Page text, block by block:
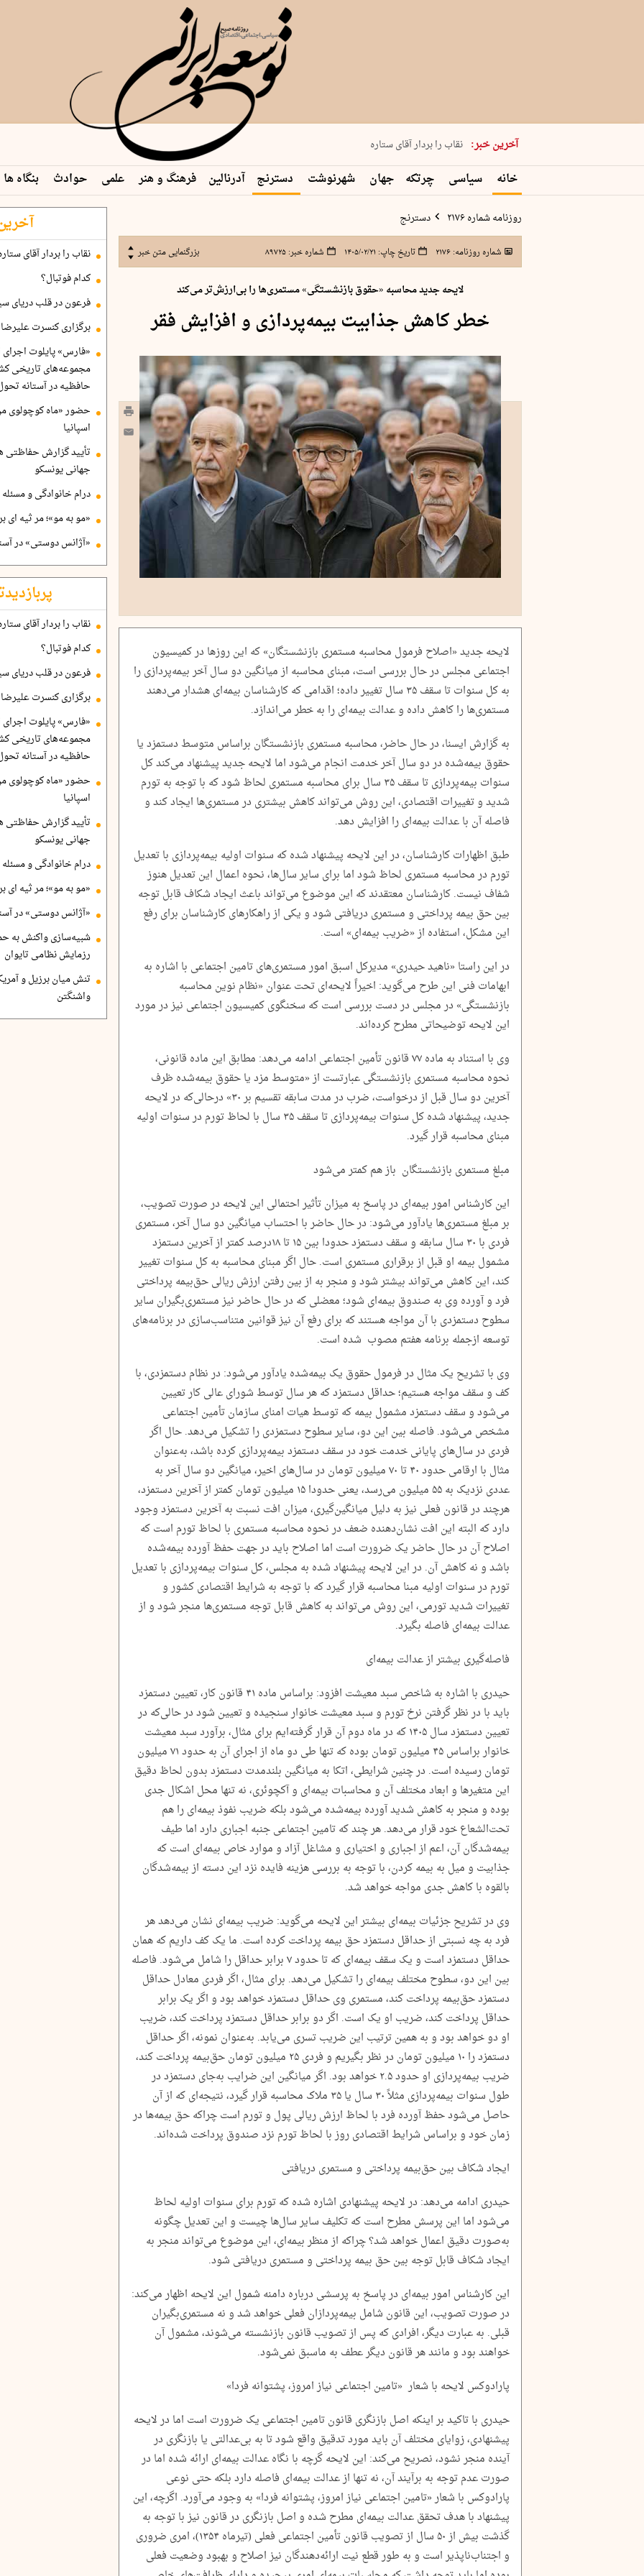
آخرین خبر:
پنجشنبه 15 مرداد 1405 شماره 2243
نقاب را بردار آقای ستاره
کدام فوتبال؟
فرعون در قلب دریای سیاه
برگزاری کنسرت علیرضا قربانی در …
خانه سیاسی چرتکه جهان شهرنوشت دسترنج آدرنالین فرهنگ و هنر علمی حوادث بنگاه ها
روزنامه شماره ۲۱۷۶ دسترنج
شماره روزنامه:۲۱۷۶ تاریخ چاپ: ۱۴۰۵/۰۲/۲۱ شماره خبر:۸۹۷۲۵ بزرگنمایی متن خبر
لایحه جدید محاسبه «حقوق بازنشستگی» مستمری‌ها را بی‌ارزش‌تر می‌کند
خطر کاهش جذابیت بیمه‌پردازی و افزایش فقر
لایحه جدید «اصلاح فرمول محاسبه مستمری بازنشستگان» که این روزها در کمیسیون
اجتماعی مجلس در حال بررسی است، مبنای محاسبه از میانگین دو سال آخر بیمه‌پردازی را
به کل سنوات تا سقف ۳۵ سال تغییر داده؛ اقدامی که کارشناسان بیمه‌ای هشدار می‌دهند
مستمری‌ها را کاهش داده و عدالت بیمه‌ای را به خطر می‌اندازد.
به گزارش ایسنا، در حال حاضر، محاسبه مستمری بازنشستگان براساس متوسط دستمزد یا
حقوق بیمه‌شده در دو سال آخر خدمت انجام می‌شود اما لایحه جدید پیشنهاد می‌کند کل
سنوات بیمه‌پردازی تا سقف ۳۵ سال برای محاسبه مستمری لحاظ شود که با توجه به تورم
شدید و تغییرات اقتصادی، این روش می‌تواند کاهش بیشتری در مستمری‌ها ایجاد کند و
فاصله آن با عدالت بیمه‌ای را افزایش دهد.
طبق اظهارات کارشناسان، در این لایحه پیشنهاد شده که سنوات اولیه بیمه‌پردازی با تعدیل
تورم در محاسبه مستمری لحاظ شود اما برای سایر سال‌ها، نحوه اعمال این تعدیل هنوز
شفاف نیست. کارشناسان معتقدند که این موضوع می‌تواند باعث ایجاد شکاف قابل توجه
بین حق بیمه پرداختی و مستمری دریافتی شود و یکی از راهکارهای کارشناسان برای رفع
این مشکل، استفاده از «ضریب بیمه‌ای» است.
در این راستا «ناهید حیدری» مدیرکل اسبق امور مستمری‌های تامین اجتماعی با اشاره به
ابهامات فنی این طرح می‌گوید: اخیراً لایحه‌ای تحت عنوان «نظام نوین محاسبه
بازنشستگی» در مجلس در دست بررسی است که سخنگوی کمیسیون اجتماعی نیز در مورد
این لایحه توضیحاتی مطرح کرده‌اند.
وی با استناد به ماده ۷۷ قانون تأمین اجتماعی ادامه می‌دهد: ‌مطابق این ماده قانونی،
نحوه محاسبه مستمری بازنشستگی عبارتست از «متوسط مزد یا حقوق بیمه‌شده ظرف
آخرین دو سال قبل از درخواست، ضرب در مدت سابقه تقسیم بر ۳۰» درحالی‌که در لایحه
جدید، پیشنهاد شده کل سنوات بیمه‌پردازی تا سقف ۳۵ سال با لحاظ تورم در سنوات اولیه
مبنای محاسبه قرار گیرد.
مبلغ مستمری‌ بازنشستگان باز هم کمتر می‌شود
این کارشناس امور بیمه‌ای در پاسخ به میزان تأثیر احتمالی این لایحه در صورت تصویب،
بر مبلغ مستمری‌ها یادآور می‌شود: در حال حاضر با احتساب میانگین دو سال آخر، مستمری
فردی با ۳۰ سال سابقه و سقف دستمزد حدودا بین ۱۵ تا ۱۸درصد کمتر از آخرین دستمزد
مشمول بیمه او قبل از برقراری مستمری است. حال اگر مبنای محاسبه به کل سنوات تغییر
کند، این کاهش می‌تواند بیشتر شود و منجر به از بین رفتن ارزش ریالی حق‌بیمه پرداختی
فرد و آورده وی به صندوق بیمه‌ای شود؛ معضلی که در حال حاضر نیز مستمری‌بگیران سایر
سطوح دستمزدی با آن مواجه هستند که برای رفع آن نیز قوانین متناسب‌سازی در برنامه‌های
توسعه ازجمله برنامه هفتم مصوب شده است.
وی با تشریح یک مثال در فرمول حقوق یک بیمه‌شده یادآور می‌شود: در نظام دستمزدی، با
کف و سقف مواجه هستیم؛ حداقل دستمزد که هر سال توسط شورای عالی کار تعیین
می‌شود و سقف دستمزد مشمول بیمه که توسط هیات امنای سازمان تأمین اجتماعی
مشخص می‌شود. فاصله بین این دو، سایر سطوح دستمزدی را تشکیل می‌دهد. حال اگر
فردی در سال‌های پایانی خدمت خود در سقف دستمزد بیمه‌پردازی کرده باشد، به‌عنوان
مثال با ارقامی حدود ۴۰ تا ۷۰ میلیون تومان در سال‌های اخیر، میانگین دو سال آخر به
عددی نزدیک به ۵۵ میلیون می‌رسد، یعنی حدودا ۱۵ میلیون تومان کمتر از آخرین دستمزد،
هرچند در قانون فعلی نیز به دلیل میانگین‌گیری، میزان افت نسبت به آخرین دستمزد وجود
دارد که البته این افت نشان‌دهنده ضعف در نحوه محاسبه مستمری با لحاظ تورم است که
اصلاح آن در حال حاضر یک ضرورت است اما اصلاح باید در جهت حفظ آورده بیمه‌شده
باشد و نه کاهش آن. در این لایحه پیشنهاد شده به مجلس، کل سنوات بیمه‌پردازی با تعدیل
تورم در سنوات اولیه مبنا محاسبه قرار گیرد که با توجه به شرایط اقتصادی کشور و
تغییرات شدید تورمی، این روش می‌تواند به کاهش قابل توجه مستمری‌ها منجر شود و از
عدالت بیمه‌ای فاصله بگیرد.
فاصله‌گیری بیشتر از عدالت بیمه‌ای
حیدری با اشاره به شاخص سبد معیشت افزود: براساس ماده ۴۱ قانون کار، تعیین دستمزد
باید با در نظر گرفتن نرخ تورم و سبد معیشت خانوار سنجیده و تعیین شود در حالی‌که در
تعیین دستمزد سال ۱۴۰۵ که در ماه دوم آن قرار گرفته‌ایم برای مثال، برآورد سبد معیشت
خانوار براساس ۴۵ میلیون تومان بوده که تنها طی دو ماه از اجرای آن به حدود ۷۱ میلیون
تومان رسیده است. در چنین شرایطی، اتکا به میانگین بلندمدت دستمزد بدون لحاظ دقیق
این متغیرها و ابعاد مختلف آن و محاسبات بیمه‌ای و آکچوئری، نه تنها محل اشکال جدی
بوده و منجر به کاهش شدید آورده بیمه‌شده می‌شود بلکه ضریب نفوذ بیمه‌ای را هم
تحت‌الشعاع خود قرار می‌دهد. هر چند که تامین اجتماعی جنبه اجباری دارد اما طیف
بیمه‌شدگان آن، اعم از اجباری و اختیاری و مشاغل آزاد و موارد خاص بیمه‌ای است که
جذابیت و میل به بیمه کردن، با توجه به بررسی هزینه فایده نزد این دسته از بیمه‌شدگان
بالقوه با کاهش جدی مواجه خواهد شد.
وی در تشریح جزئیات بیمه‌ای بیشتر این لایحه می‌گوید: ضریب بیمه‌ای نشان می‌دهد هر
فرد به چه نسبتی از حداقل دستمزد حق بیمه پرداخت کرده است. ما یک کف داریم که همان
حداقل دستمزد است و یک سقف بیمه‌ای که تا حدود ۷ برابر حداقل را شامل می‌شود. فاصله
بین این دو، سطوح مختلف بیمه‌ای را تشکیل می‌دهد. برای مثال، اگر فردی معادل حداقل
دستمزد حق‌بیمه پرداخت کند، مستمری وی حداقل دستمزد خواهد بود و اگر یک برابر
حداقل پرداخت کند، ضریب او یک است. اگر دو برابر حداقل دستمزد پرداخت کند، ضریب
او دو خواهد بود و به همین ترتیب این ضریب تسری می‌یابد. به‌عنوان نمونه، اگر حداقل
دستمزد را ۱۰ میلیون تومان در نظر بگیریم و فردی ۲۵ میلیون تومان حق‌بیمه پرداخت کند،
ضریب بیمه‌پردازی او حدود ۲.۵ خواهد بود. اگر میانگین این ضرایب به‌جای دستمزد در
طول سنوات بیمه‌پردازی مثلاً ۳۰ سال یا ۳۵ ملاک محاسبه قرار گیرد، نتیجه‌ای که از آن
حاصل می‌شود حفظ آورده فرد با لحاظ ارزش ریالی پول و تورم است چراکه حق بیمه‌ها در
زمان خود و براساس شرایط اقتصادی روز با لحاظ تورم نزد صندوق پرداخت شده‌اند.
ایجاد شکاف بین حق‌بیمه پرداختی و مستمری دریافتی
حیدری ادامه می‌دهد: در لایحه پیشنهادی اشاره شده که تورم برای سنوات اولیه لحاظ
می‌شود اما این پرسش مطرح است که تکلیف سایر سال‌ها چیست و این تعدیل چگونه
به‌صورت دقیق اعمال خواهد شد؟ چراکه از منظر بیمه‌ای، این موضوع می‌تواند منجر به
ایجاد شکاف قابل توجه بین حق بیمه پرداختی و مستمری دریافتی شود.
این کارشناس امور بیمه‌ای در پاسخ به پرسشی درباره دامنه شمول این لایحه اظهار می‌کند:
در صورت تصویب، این قانون شامل بیمه‌پردازان فعلی خواهد شد و نه مستمری‌بگیران
قبلی. به عبارت دیگر، افرادی که پس از تصویب قانون بازنشسته می‌شوند، مشمول آن
خواهند بود و مانند هر قانون دیگر عطف به ماسبق نمی‌شود.
پارادوکس لایحه با شعار «تامین اجتماعی نیاز امروز، پشتوانه فردا»
حیدری با تاکید بر اینکه اصل بازنگری قانون تامین اجتماعی یک ضرورت است اما در لایحه
پیشنهادی، زوایای مختلف آن باید مورد تدقیق واقع شود تا به بی‌عدالتی یا بازنگری در
آینده منجر نشود، نصریح می‌کند: این لایحه گرچه با نگاه عدالت بیمه‌ای ارائه شده اما در
صورت عدم توجه به برآیند آن، نه تنها از عدالت بیمه‌ای فاصله دارد بلکه حتی نوعی
پارادوکس با شعار «تامین اجتماعی نیاز امروز، پشتوانه فردا» به وجود می‌آورد. اگرچه، این
پیشنهاد با هدف تحقق عدالت بیمه‌ای مطرح شده و اصل بازنگری در قانون نیز با توجه به
گذشت بیش از ۵۰ سال از تصویب قانون تأمین اجتماعی فعلی (تیرماه ۱۳۵۴)، امری ضروری
و اجتناب‌ناپذیر است و به طور قطع نیت ارائه‌دهندگان نیز اصلاح و بهبود وضعیت فعلی
نقاب را بردار آقای
کدام فوتبال؟
فرعون در قلب دریای
برگزاری کنسرت
«فارس» پایلوت اجرای
مجموعه‌های تاریخی
حافظیه در آستانه
حضور «ماه کوچولوی
اسپانیا
تأیید گزارش حفاظتی
جهانی یونسکو
درام خانوادگی و
«مو به مو»؛ مر ثیه
«آژانس دوستی» در
نقاب را بردار آقای
کدام فوتبال؟
فرعون در قلب دریای
برگزاری کنسرت
«فارس» پایلوت اجرای
مجموعه‌های تاریخی
حافظیه در آستانه
حضور «ماه کوچولوی
اسپانیا
تأیید گزارش حفاظتی
جهانی یونسکو
درام خانوادگی و
«مو به مو»؛ مر ثیه
«آژانس دوستی» در
شبیه‌سازی واکنش به
رزمایش نظامی تایوان
تنش میان برزیل و
واشنگتن